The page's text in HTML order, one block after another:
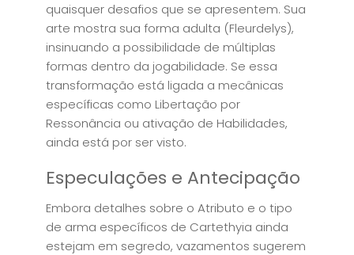
quaisquer desafios que se apresentem. Sua
arte mostra sua forma adulta (Fleurdelys),
insinuando a possibilidade de múltiplas
formas dentro da jogabilidade. Se essa
transformação está ligada a mecânicas
específicas como Libertação por
Ressonância ou ativação de Habilidades,
ainda está por ser visto.
Especulações e Antecipação
Embora detalhes sobre o Atributo e o tipo
de arma específicos de Cartethyia ainda
estejam em segredo, vazamentos sugerem